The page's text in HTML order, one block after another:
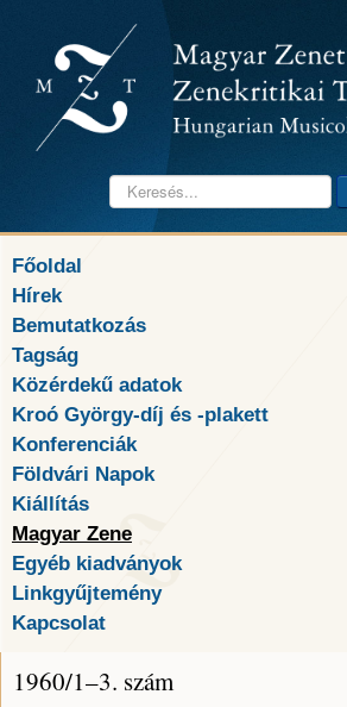
Keresés...
Főoldal
Hírek
Bemutatkozás
Tagság
Közérdekű adatok
Kroó György-díj és -plakett
Konferenciák
Földvári Napok
Kiállítás
Magyar Zene
Egyéb kiadványok
Linkgyűjtemény
Kapcsolat
1960/1–3. szám